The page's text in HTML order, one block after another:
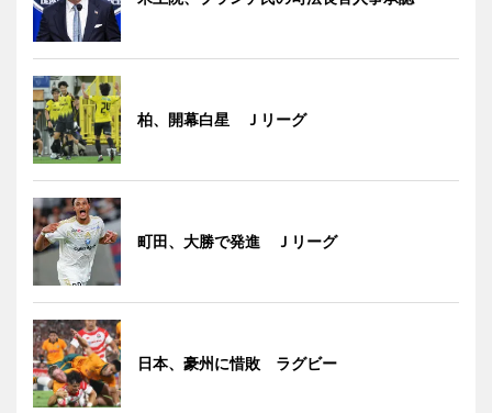
柏、開幕白星 Ｊリーグ
町田、大勝で発進 Ｊリーグ
日本、豪州に惜敗 ラグビー